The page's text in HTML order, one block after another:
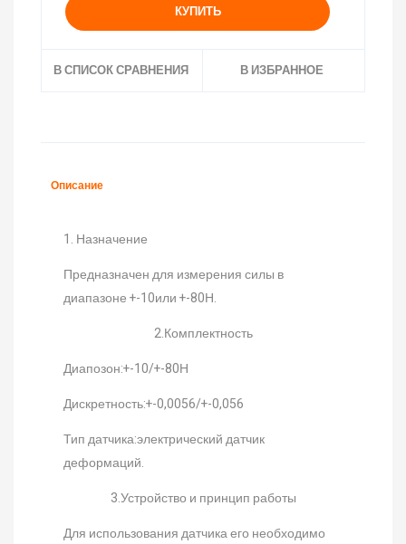
КУПИТЬ
В СПИСОК СРАВНЕНИЯ В ИЗБРАННОЕ
Описание
1. Назначение
Предназначен для измерения силы в
диапазоне +-10или +-80Н.
2.Комплектность
Диапозон:+-10/+-80Н
Дискретность:+-0,0056/+-0,056
Тип датчика:электрический датчик
деформаций.
3.Устройство и принцип работы
Для использования датчика его необходимо